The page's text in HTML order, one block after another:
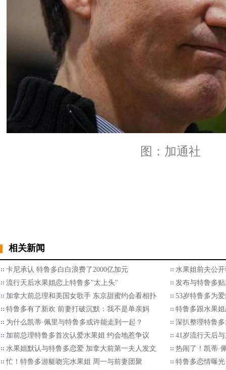
图：加通社
相关新闻
卡尼承认 特鲁多白白浪费了2000亿加元
水果姐前夫公
流行天后水果姐恋上特鲁多"太上头"
发布与特鲁多
加拿大前总理和美国女歌手 东京甜蜜约会看相扑
53岁特鲁多为
特鲁多有了新欢 前妻打破沉默：我不是单亲妈
特鲁多跟水果
为什么凯蒂·佩里与特鲁多或许能走到一起？
深扒整理特鲁
加前总理特鲁多首次认爱水果姐 约会地惹争议
41岁流行天后
水果姐默认与特鲁多恋爱 加拿大前第一夫人发文
热闹了！凯蒂·
忙！特鲁多游艇吻完水果姐 周一与前妻团聚
特鲁多恋情曝